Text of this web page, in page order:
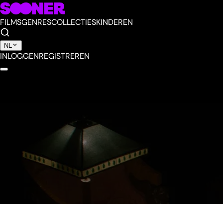
FILMSGENRESCOLLECTIESKINDEREN
NL
INLOGGENREGISTREREN